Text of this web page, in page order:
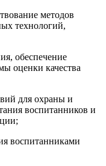
методов
технологий,
обеспечение
оценки качества
для охраны и
воспитанников и
воспитанниками